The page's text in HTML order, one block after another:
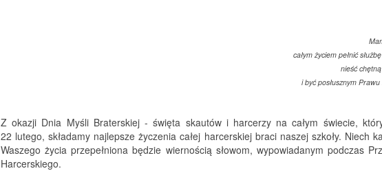
całym życiem pełnić
nieść
i być posłusznym
Z okazji Dnia Myśli Braterskiej - święta skautów i harcerzy na całym świecie,
22 lutego, składamy najlepsze życzenia całej harcerskiej braci naszej szkoły. Niech
Waszego życia przepełniona będzie wiernością słowom, wypowiadanym podczas
Harcerskiego.